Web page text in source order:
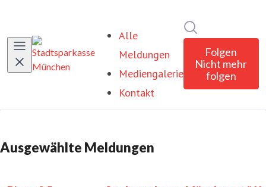
Alle
Meldungen
Mediengalerie
Kontakt
Folgen
Nicht mehr
folgen
Ausgewählte Meldungen